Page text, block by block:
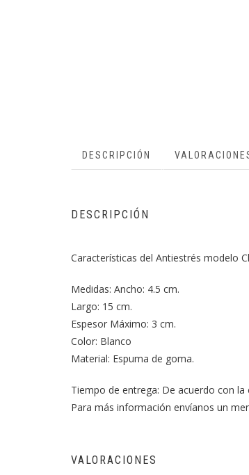
DESCRIPCIÓN
DESCRIPCIÓN
Características del Antiestrés modelo
Medidas: Ancho: 4.5 cm.
Largo: 15 cm.
Espesor Máximo: 3 cm.
Color: Blanco
Material: Espuma de goma.
Tiempo de entrega: De acuerdo con
Para más información envíanos un
VALORACIONES